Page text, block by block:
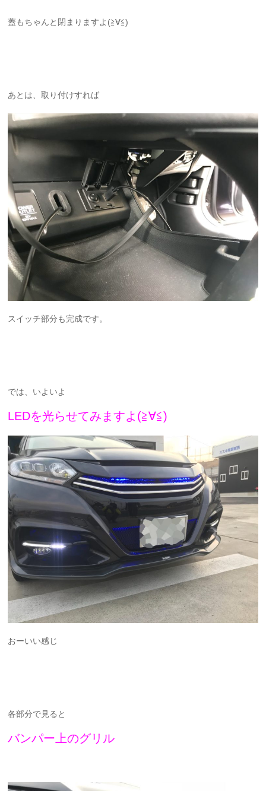
蓋もちゃんと閉まりますよ(≧∀≦)
あとは、取り付けすれば
スイッチ部分も完成です。
では、いよいよ
LEDを光らせてみますよ(≧∀≦)
おーいい感じ
各部分で見ると
バンパー上のグリル